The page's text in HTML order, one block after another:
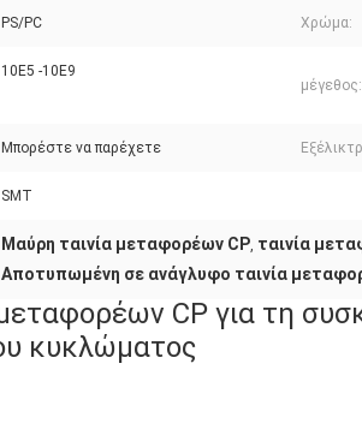
PS/PC Χρώμα:
10E5 -10E9
μέγεθος:
Μπορέστε να παρέχετε
SMT
Μαύρη ταινία μεταφορέων CP ταινία
Αποτυπωμένη σε ανάγλυφο ταινία
CP για τη
κυκλώματος